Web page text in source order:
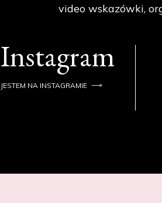
Instagram
video wskazówki,
JESTEM NA INSTAGRAMIE